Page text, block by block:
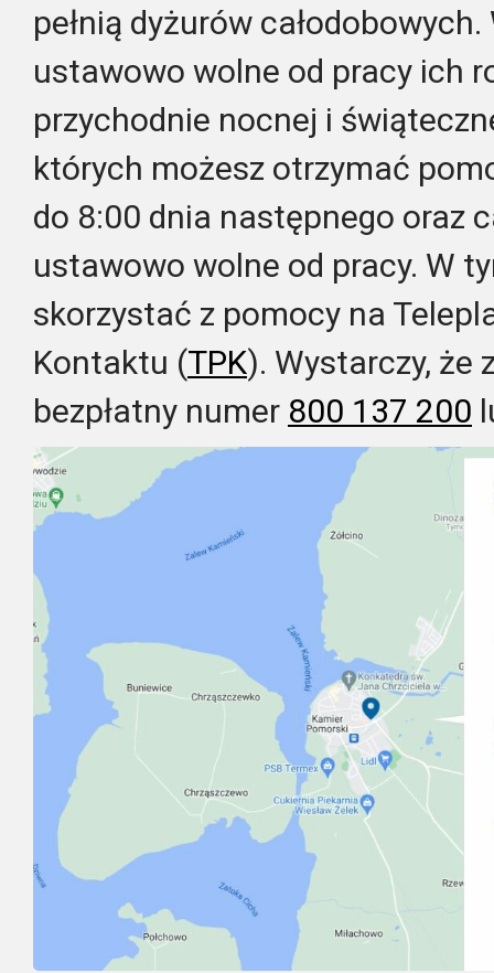
pełnią dyżurów
ustawowo wolne od pracy ich
przychodnie nocnej i
których możesz otrzymać
do 8:00 dnia następnego oraz
ustawowo wolne od pracy. W
skorzystać z pomocy na
Kontaktu (TPK). Wystarczy, że
bezpłatny numer 800 137 200